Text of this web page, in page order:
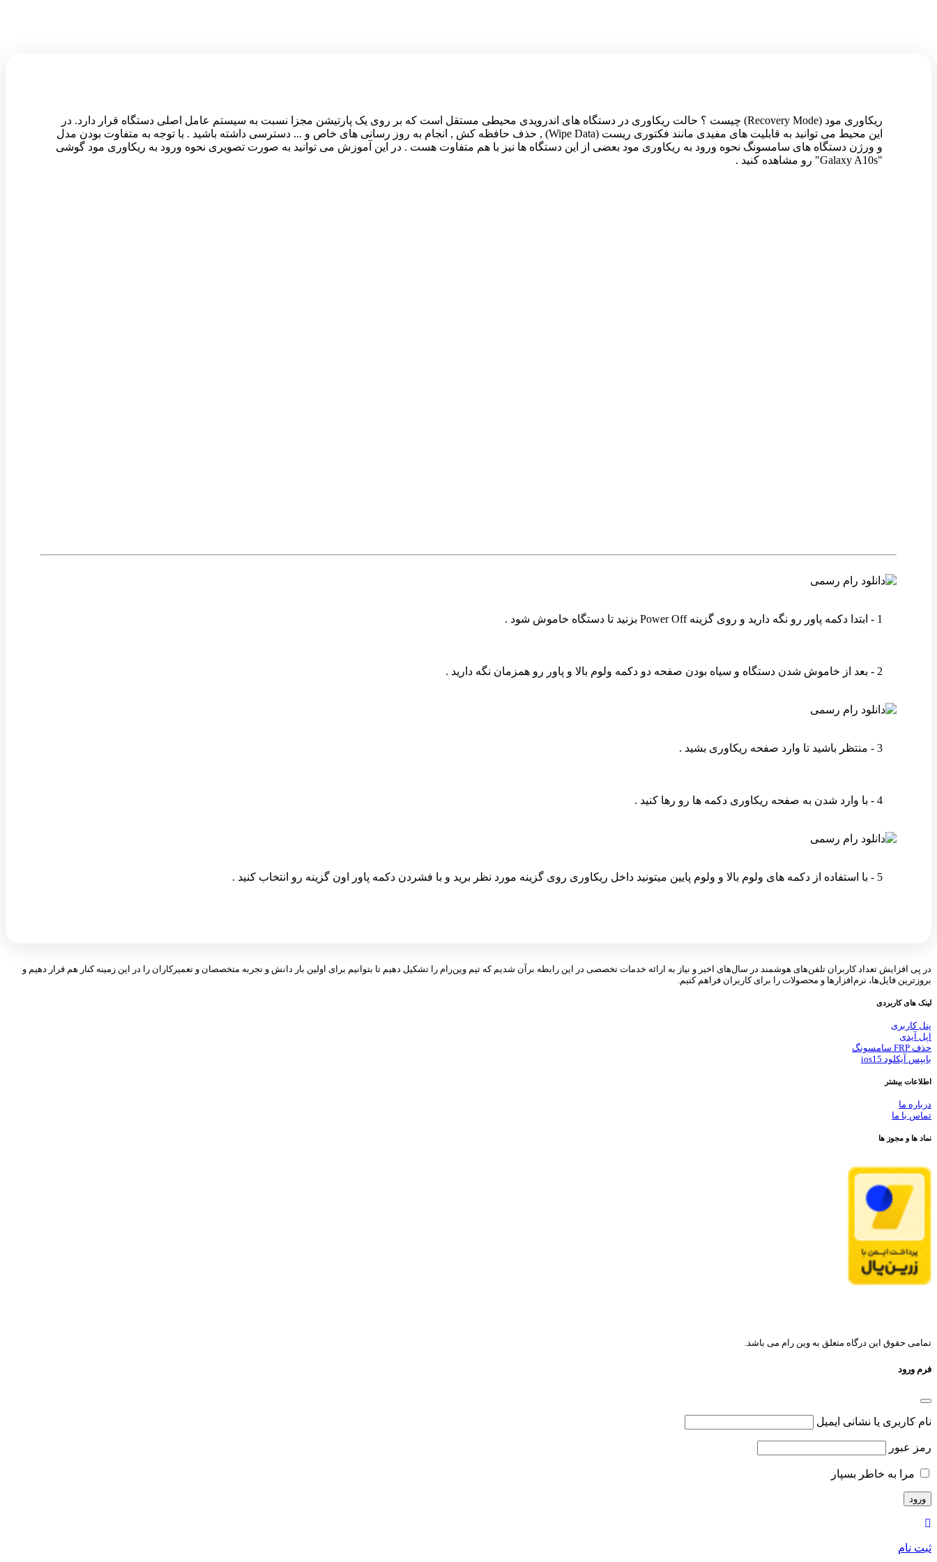
ریکاوری مود (Recovery Mode) چیست ؟ حالت ریکاوری در دستگاه های اندرویدی محیطی مستقل است که بر روی یک پارتیشن مجزا نسبت به سیستم عامل اصلی دستگاه قرار دارد. در
این محیط می توانید به قابلیت های مفیدی مانند فکتوری ریست (Wipe Data) , حذف حافظه کش , انجام به روز رسانی های خاص و ... دسترسی داشته باشید . با توجه به متفاوت بودن مدل
و ورژن دستگاه های سامسونگ نحوه ورود به ریکاوری مود بعضی از این دستگاه ها نیز با هم متفاوت هست . در این آموزش می توانید به صورت تصویری نحوه ورود به ریکاوری مود گوشی
"Galaxy A10s" رو مشاهده کنید .
1 - ابتدا دکمه پاور رو نگه دارید و روی گزینه Power Off بزنید تا دستگاه خاموش شود .
2 - بعد از خاموش شدن دستگاه و سیاه بودن صفحه دو دکمه ولوم بالا و پاور رو همزمان نگه دارید .
3 - منتظر باشید تا وارد صفحه ریکاوری بشید .
4 - با وارد شدن به صفحه ریکاوری دکمه ها رو رها کنید .
5 - با استفاده از دکمه های ولوم بالا و ولوم پایین میتونید داخل ریکاوری روی گزینه مورد نظر برید و با فشردن دکمه پاور اون گزینه رو انتخاب کنید .
در پی افزایش تعداد کاربران تلفن‌های هوشمند در سال‌های اخیر و نیاز به ارائه خدمات تخصصی در این رابطه برآن شدیم که تیم وین‌رام را تشکیل دهیم تا بتوانیم برای اولین بار دانش و تجربه متخصصان و تعمیرکاران را در این زمینه کنار هم قرار دهیم و
بروزترین فایل‌ها، نرم‌افزارها و محصولات را برای کاربران فراهم کنیم.
لینک های کاربردی
پنل کاربری
اپل آیدی
حذف FRP سامسونگ
بایپس آیکلود ios15
اطلاعات بیشتر
درباره ما
تماس با ما
نماد ها و مجوز ها
تمامی حقوق این درگاه متعلق به وین رام می باشد.
فرم ورود
نام کاربری یا نشانی ایمیل
رمز عبور
مرا به خاطر بسپار
ثبت نام